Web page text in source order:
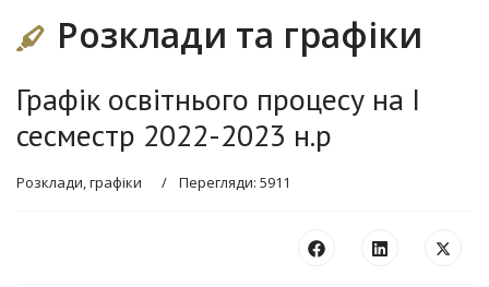
Розклади та графіки
Графік освітнього процесу на І
сесместр 2022-2023 н.р
Розклади, графіки Перегляди: 5911